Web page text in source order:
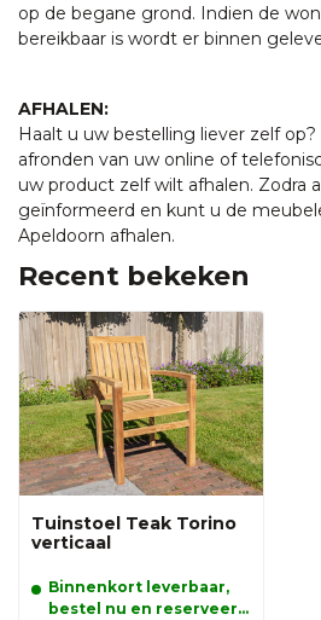
op de begane grond. Indien de
bereikbaar is wordt er binnen
AFHALEN:
Haalt u uw bestelling liever zelf
afronden van uw online of
uw product zelf wilt afhalen. Zodra
geïnformeerd en kunt u de
Apeldoorn afhalen.
Recent bekeken
Tuinstoel Teak Torino
verticaal
Binnenkort leverbaar,
bestel nu en reserveer